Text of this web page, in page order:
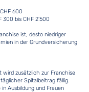
600
300 bis CHF 2’500
ist, desto niedriger
in der Grundversicherung
wird zusätzlich zur Franchise
Spitalbeitrag fällig.
Ausbildung und Frauen